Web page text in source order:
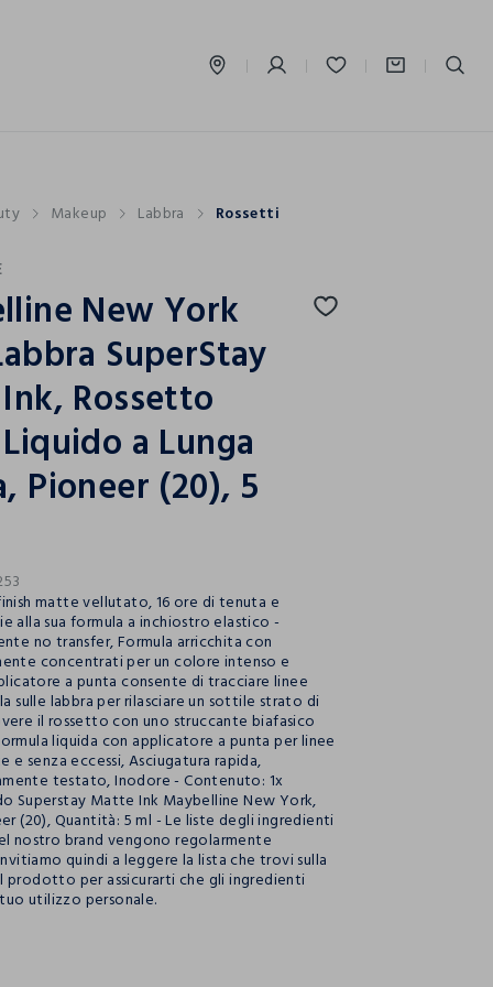
Makeup Labbra Rossetti
New York
SuperStay
Rossetto
a Lunga
Pioneer (20), 5
matte vellutato, 16 ore di tenuta e
alla sua formula a inchiostro elastico -
no transfer, Formula arricchita con
concentrati per un colore intenso e
a punta consente di tracciare linee
sulle labbra per rilasciare un sottile strato di
il rossetto con uno struccante biafasico
liquida con applicatore a punta per linee
e senza eccessi, Asciugatura rapida,
testato, Inodore - Contenuto: 1x
Superstay Matte Ink Maybelline New York,
(20), Quantità: 5 ml - Le liste degli ingredienti
nostro brand vengono regolarmente
quindi a leggere la lista che trovi sulla
prodotto per assicurarti che gli ingredienti
utilizzo personale.